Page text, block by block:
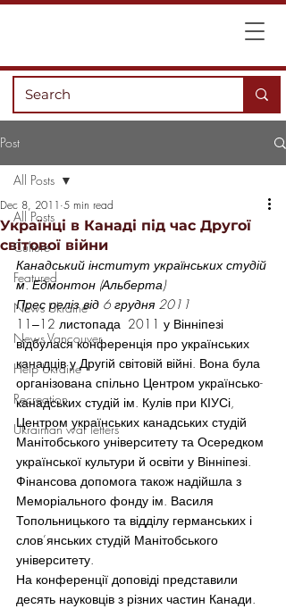
Post
All Posts
Culture
Featured
News Ukraine
News Vancouver
Help Ukraine
Recreation
Ukrainian war letters
All Posts
Українці в Канаді під час Другої
світової війни
Dec 8, 2011 5 min read
Канадський інститут українських студій
м. Едмонтон (Альберта)
Прес реліз від 6 грудня 2011
11‒12 листопада  2011 у Вінніпезі
відбулася конференція про українських
канадців у Другій світовій війні. Вона була
організована спільно Центром українсько-
канадських студій ім. Кулів при КІУСі,
Центром українських канадських студій
Манітобського університету та Осередком
української культури й освіти у Вінніпезі.
Фінансова допомога також надійшла з
Меморіального фонду ім. Василя
Топольницького та відділу германських і
слов’янських студій Манітобського
університету.
На конференції доповіді представили
десять науковців з різних частин Канади.